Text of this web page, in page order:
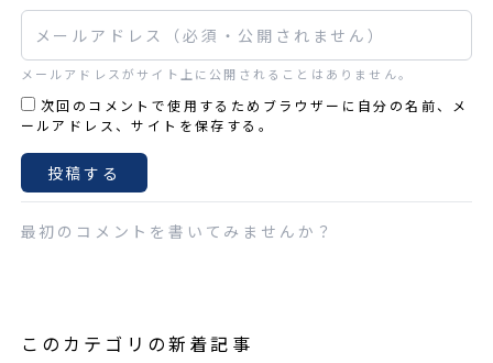
メールアドレス
メールアドレスがサイト上に公開されることはありません。
次回のコメントで使用するためブラウザーに自分の名前、メ
ールアドレス、サイトを保存する。
最初のコメントを書いてみませんか？
このカテゴリの新着記事